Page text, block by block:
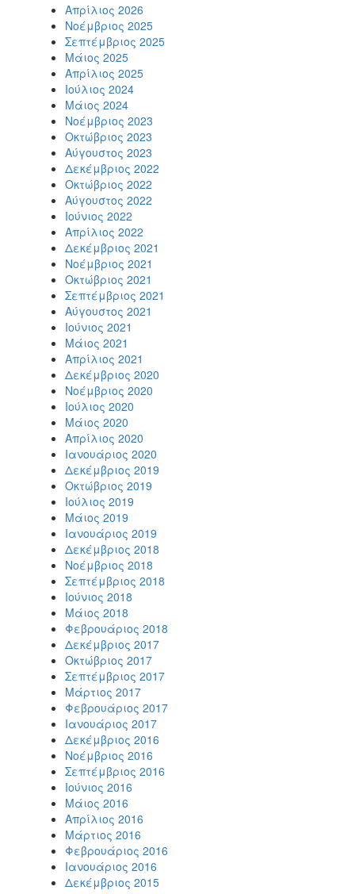
Απρίλιος 2026
Νοέμβριος 2025
Σεπτέμβριος 2025
Μάιος 2025
Απρίλιος 2025
Ιούλιος 2024
Μάιος 2024
Νοέμβριος 2023
Οκτώβριος 2023
Αύγουστος 2023
Δεκέμβριος 2022
Οκτώβριος 2022
Αύγουστος 2022
Ιούνιος 2022
Απρίλιος 2022
Δεκέμβριος 2021
Νοέμβριος 2021
Οκτώβριος 2021
Σεπτέμβριος 2021
Αύγουστος 2021
Ιούνιος 2021
Μάιος 2021
Απρίλιος 2021
Δεκέμβριος 2020
Νοέμβριος 2020
Ιούλιος 2020
Μάιος 2020
Απρίλιος 2020
Ιανουάριος 2020
Δεκέμβριος 2019
Οκτώβριος 2019
Ιούλιος 2019
Μάιος 2019
Ιανουάριος 2019
Δεκέμβριος 2018
Νοέμβριος 2018
Σεπτέμβριος 2018
Ιούνιος 2018
Μάιος 2018
Φεβρουάριος 2018
Δεκέμβριος 2017
Οκτώβριος 2017
Σεπτέμβριος 2017
Μάρτιος 2017
Φεβρουάριος 2017
Ιανουάριος 2017
Δεκέμβριος 2016
Νοέμβριος 2016
Σεπτέμβριος 2016
Ιούνιος 2016
Μάιος 2016
Απρίλιος 2016
Μάρτιος 2016
Φεβρουάριος 2016
Ιανουάριος 2016
Δεκέμβριος 2015